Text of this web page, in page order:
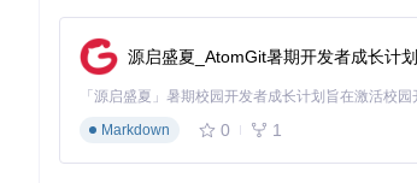
Kronos适用于管理规模1亿元以上的投资组合
nos构建的多因子模型，使组合年化收益率提
个人投资者分析工具
通过webui界面，个人投资者可实现零代码的
用户反馈显示，使用Kronos辅助决策的个人投
源启盛夏_AtomGit暑期开发者成长计划
Markdown
0 1